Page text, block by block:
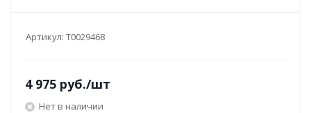
Артикул: Т0029468
4 975 руб./шт
Нет в наличии